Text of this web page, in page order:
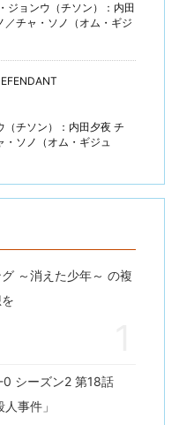
ジョンウ（チソン）：内田
／チャ・ソノ（オム・ギジ
（チソン）：内田夕夜 チ
・ソノ（オム・ギジュ
～消えた少年～ の複
0 シーズン2 第18話
人事件」